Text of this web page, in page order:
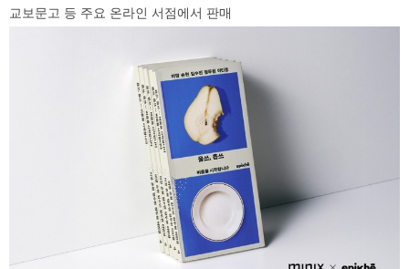
교보문고 등 주요 온라인 서점에서 판매